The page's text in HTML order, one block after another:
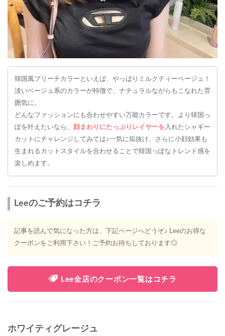
韓国風ブリーチカラーといえば、やっぱりミルクティーベージュ！
淡いベージュ系のカラーが特徴で、ナチュラルながらもこなれた雰
囲気に。
どんなファッションにも合わせやすい万能カラーです。より韓国っ
ぽを叶えたいなら、
顔まわりにたっぷりレイヤーを入れたシャギー
カットにチャレンジしてみては♪一気に垢抜け、さらに小顔効果も
生まれるカットスタイルを合わせることで韓国っぽなトレンド感を
楽しめます。
Leeのご予約はコチラ
記事を読んで気になった方は、下記ページへどうぞ♪ Leeのお得な
クーポンをご利用下さい！ご予約お待ちしております◎
Lee全店のクーポン一覧はコチラ
ホワイティグレージュ